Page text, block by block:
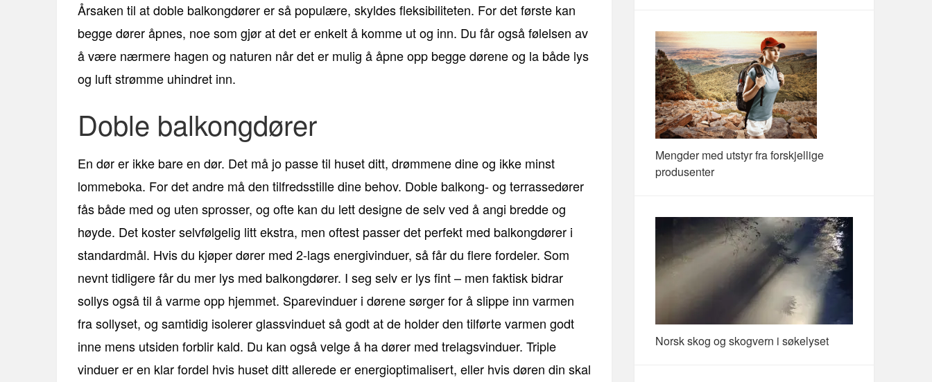
Årsaken til at doble balkongdører er så populære, skyldes fleksibiliteten. For det første kan
begge dører åpnes, noe som gjør at det er enkelt å komme ut og inn. Du får også følelsen av
å være nærmere hagen og naturen når det er mulig å åpne opp begge dørene og la både lys
og luft strømme uhindret inn.
Doble balkongdører
En dør er ikke bare en dør. Det må jo passe til huset ditt, drømmene dine og ikke minst
lommeboka. For det andre må den tilfredsstille dine behov. Doble balkong- og terrassedører
fås både med og uten sprosser, og ofte kan du lett designe de selv ved å angi bredde og
høyde. Det koster selvfølgelig litt ekstra, men oftest passer det perfekt med balkongdører i
standardmål. Hvis du kjøper dører med 2-lags energivinduer, så får du flere fordeler. Som
nevnt tidligere får du mer lys med balkongdører. I seg selv er lys fint – men faktisk bidrar
sollys også til å varme opp hjemmet. Sparevinduer i dørene sørger for å slippe inn varmen
fra sollyset, og samtidig isolerer glassvinduet så godt at de holder den tilførte varmen godt
inne mens utsiden forblir kald. Du kan også velge å ha dører med trelagsvinduer. Triple
vinduer er en klar fordel hvis huset ditt allerede er energioptimalisert, eller hvis døren din skal
Mengder med utstyr fra forskjellige
produsenter
Norsk skog og skogvern i søkelyset